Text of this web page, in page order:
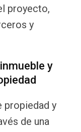
proyecto,
y
y
propiedad y
de una